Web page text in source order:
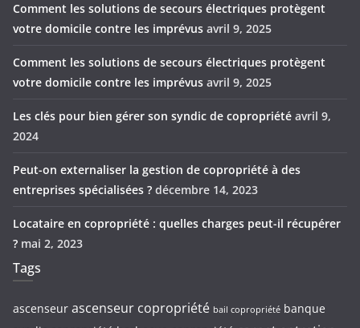
Comment les solutions de secours électriques protègent
votre domicile contre les imprévus avril 9, 2025
Comment les solutions de secours électriques protègent
votre domicile contre les imprévus avril 9, 2025
Les clés pour bien gérer son syndic de copropriété avril 9,
2024
Peut-on externaliser la gestion de copropriété à des
entreprises spécialisées ? décembre 14, 2023
Locataire en copropriété : quelles charges peut-il récupérer
? mai 2, 2023
Tags
ascenseur ascenseur copropriété bail copropriété banque